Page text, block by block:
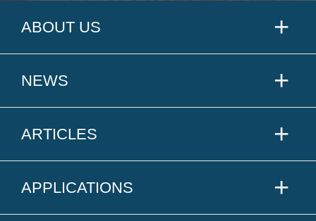
ABOUT US
NEWS
ARTICLES
APPLICATIONS